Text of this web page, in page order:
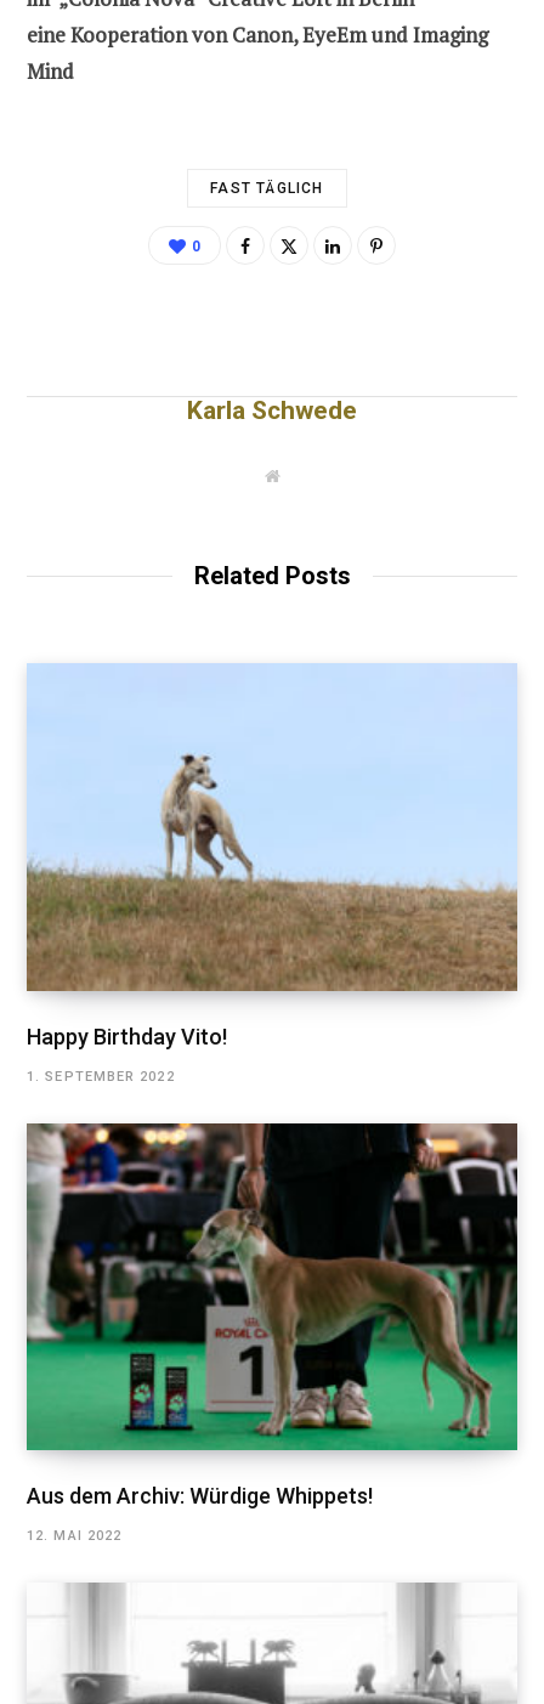
eine Kooperation von Canon, EyeEm und Imaging
Mind
FAST TÄGLICH
0
Karla Schwede
W
Related Posts
Happy Birthday Vito!
1. SEPTEMBER 2022
Aus dem Archiv: Würdige Whippets!
12. MAI 2022